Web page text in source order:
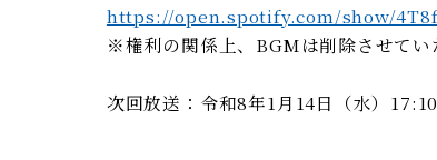
https://open.spotify.com/show/
※権利の関係上、BGMは削除させてい
次回放送：令和8年1月14日（水）